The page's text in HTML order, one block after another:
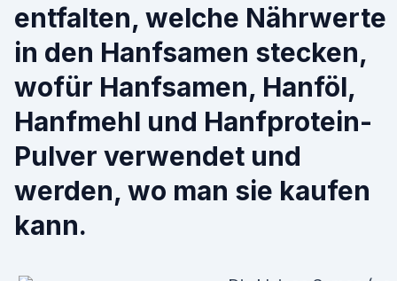
entfalten, welche Nährwerte
in den Hanfsamen stecken,
wofür Hanfsamen, Hanföl,
Hanfmehl und Hanfprotein-
Pulver verwendet und
werden, wo man sie kaufen
kann.